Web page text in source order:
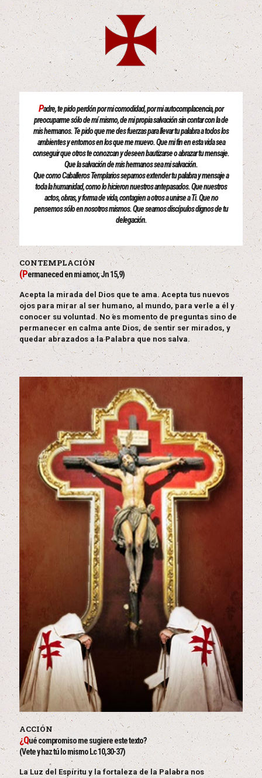
Padre, te pido perdón por mi comodidad, por mi autocomplacencia, por
preocuparme sólo de mí mismo, de mi propia salvación sin contar con la de
mis hermanos. Te pido que me des fuerzas para llevar tu palabra a todos los
ambientes y entornos en los que me muevo. Que mi fin en esta vida sea
conseguir que otros te conozcan y deseen bautizarse o abrazar tu mensaje.
Que la salvación de mis hermanos sea mi salvación.
Que como Caballeros Templarios sepamos extender tu palabra y mensaje a
toda la humanidad, como lo hicieron nuestros antepasados. Que nuestros
actos, obras, y forma de vida, contagien a otros a unirse a Ti. Que no
pensemos sólo en nosotros mismos. Que seamos discípulos dignos de tu
delegación.
CONTEMPLACIÓN
(Permaneced en mi amor, Jn 15,9)
Acepta la mirada del Dios que te ama. Acepta tus nuevos
ojos para mirar al ser humano, al mundo, para verle a él y
conocer su voluntad. No es momento de preguntas sino de
permanecer en calma ante Dios, de sentir ser mirados, y
quedar abrazados a la Palabra que nos salva.
ACCIÓN
¿Qué compromiso me sugiere este texto?
(Vete y haz tú lo mismo Lc 10,30-37)
La Luz del Espíritu y la fortaleza de la Palabra nos